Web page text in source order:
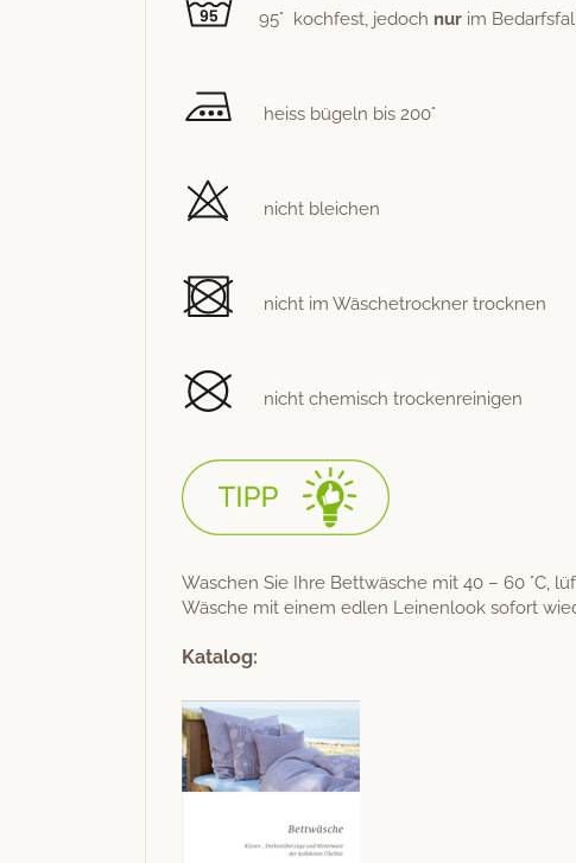
95° kochfest, jedoch nur im
heiss bügeln bis 200°
nicht bleichen
nicht im Wäschetrock­n­er trocknen
nicht chemisch trockenreinigen
Waschen Sie Ihre Bet­twäsche mit 40 – 60 °C,
Wäsche mit einem edlen Leinen­look sofort
Katalog: